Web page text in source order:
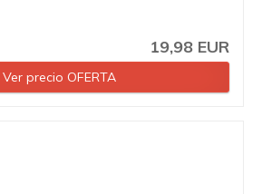
19,98 EUR
Ver precio OFERTA